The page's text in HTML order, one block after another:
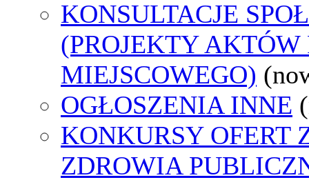
KONSULTACJE
(PROJEKTY AKTÓW
MIEJSCOWEGO)
OGŁOSZENIA INNE
KONKURSY OFERT
ZDROWIA